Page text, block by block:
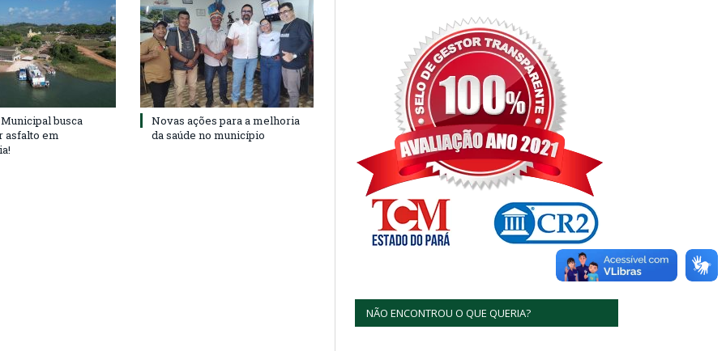
busca
asfalto em
Novas ações para a melhoria
da saúde no município
NÃO ENCONTROU O QUE QUERIA?